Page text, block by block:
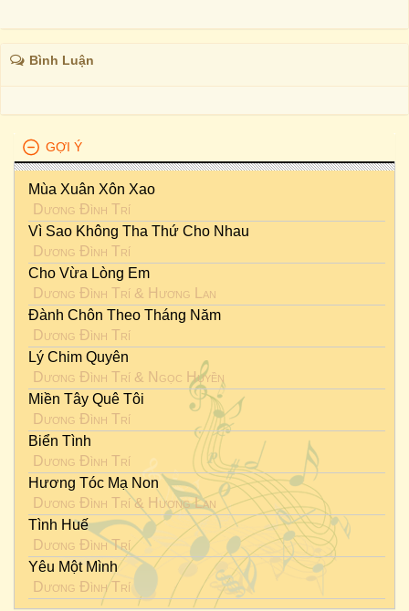
Bình Luận
GỢI Ý
Mùa Xuân Xôn Xao
Dương Đình Trí
Vì Sao Không Tha Thứ Cho Nhau
Dương Đình Trí
Cho Vừa Lòng Em
Dương Đình Trí & Hương Lan
Đành Chôn Theo Tháng Năm
Dương Đình Trí
Lý Chim Quyên
Dương Đình Trí & Ngọc Huyền
Miền Tây Quê Tôi
Dương Đình Trí
Biển Tình
Dương Đình Trí
Hương Tóc Mạ Non
Dương Đình Trí& Hương Lan
Tình Huế
Dương Đình Trí
Yêu Một Mình
Dương Đình Trí